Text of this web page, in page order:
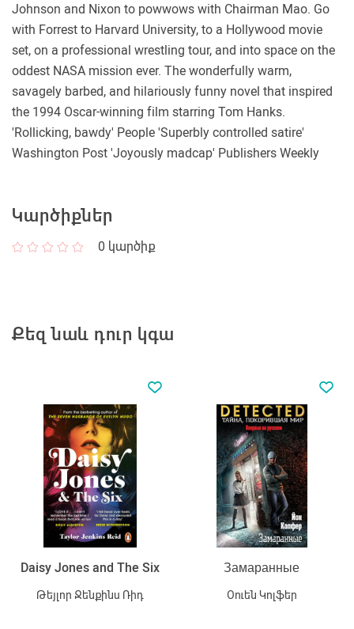
Johnson and Nixon to powwows with Chairman Mao. Go
with Forrest to Harvard University, to a Hollywood movie
set, on a professional wrestling tour, and into space on the
oddest NASA mission ever. The wonderfully warm,
savagely barbed, and hilariously funny novel that inspired
the 1994 Oscar-winning film starring Tom Hanks.
'Rollicking, bawdy' People 'Superbly controlled satire'
Washington Post 'Joyously madcap' Publishers Weekly
Կարծիքներ
0 կարծիք
Քեզ նաև դուր կգա
Daisy Jones and The Six
Թեյլոր Ջենքինս Ռիդ
Замаранные
Օուեն Կոլֆեր